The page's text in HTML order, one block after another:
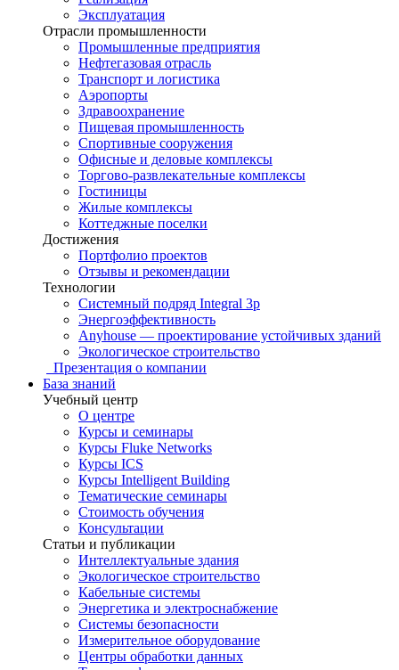
Эксплуатация
Отрасли промышленности
Промышленные предприятия
Нефтегазовая отрасль
Транспорт и логистика
Аэропорты
Здравоохранение
Пищевая промышленность
Спортивные сооружения
Офисные и деловые комплексы
Торгово-развлекательные комплексы
Гостиницы
Жилые комплексы
Коттеджные поселки
Достижения
Портфолио проектов
Отзывы и рекомендации
Технологии
Системный подряд Integral 3p
Энергоэффективность
Anyhouse — проектирование устойчивых зданий
Экологическое строительство
Презентация о компании
База знаний
Учебный центр
О центре
Курсы и семинары
Курсы Fluke Networks
Курсы ICS
Курсы Intelligent Building
Тематические семинары
Стоимость обучения
Консультации
Статьи и публикации
Интеллектуальные здания
Экологическое строительство
Кабельные системы
Энергетика и электроснабжение
Системы безопасности
Измерительное оборудование
Центры обработки данных